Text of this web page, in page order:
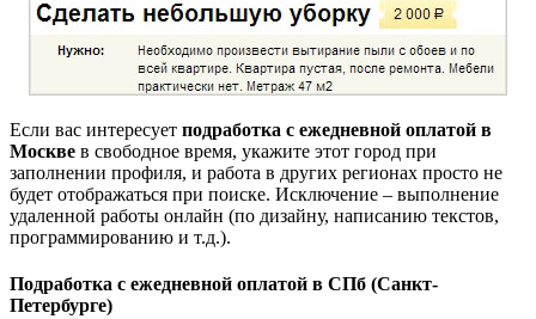
Если вас интересует подработка с ежедневной оплатой в
Москве в свободное время, укажите этот город при
заполнении профиля, и работа в других регионах просто не
будет отображаться при поиске. Исключение – выполнение
удаленной работы онлайн (по дизайну, написанию текстов,
программированию и т.д.).
Подработка с ежедневной оплатой в СПб (Санкт-
Петербурге)